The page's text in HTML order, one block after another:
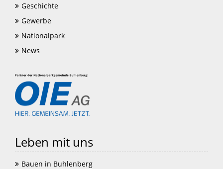
Geschichte
Gewerbe
Nationalpark
News
Leben mit uns
Bauen in Buhlenberg